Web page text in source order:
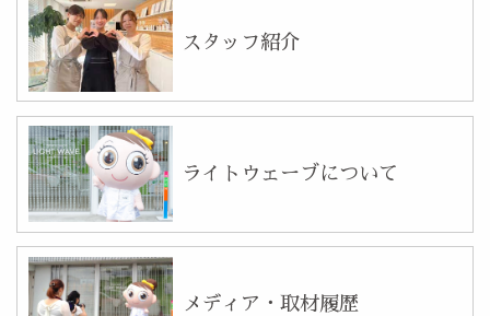
スタッフ紹介
ライトウェーブについて
メディア・取材履歴